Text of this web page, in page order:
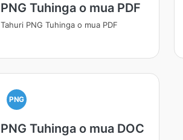
PNG Tuhinga o mua PDF
Tahuri PNG Tuhinga o mua PDF
PNG
PNG Tuhinga o mua DOC